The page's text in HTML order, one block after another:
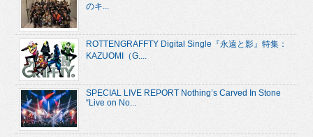
のキ...
ROTTENGRAFFTY Digital Single『永遠と影』特集：
KAZUOMI（G....
SPECIAL LIVE REPORT Nothing’s Carved In Stone
“Live on No...